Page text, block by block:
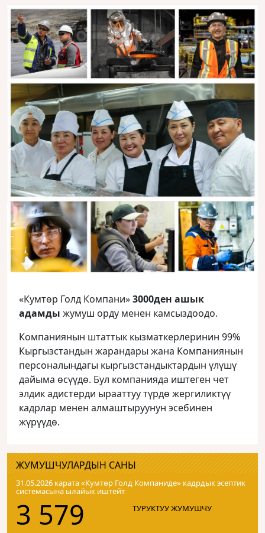
«Кумтөр Голд Компани»3000ден ашык
адамды жумуш орду менен камсыздоодо.
Компаниянын штаттык кызматкерлеринин 99%
Кыргызстандын жарандары жана Компаниянын
персоналындагы кыргызстандыктардын үлүшү
дайыма өсүүдө. Бул компанияда иштеген чет
элдик адистерди ырааттуу түрдө жергиликтүү
кадрлар менен алмаштыруунун эсебинен
жүрүүдө.
ЖУМУШЧУЛАРДЫН САНЫ
31.05.2026 карата «Кумтɵр Голд Компаниде» кадрдык эсептик
системасына ылайык иштейт
3 579 ТУРУКТУУ ЖУМУШЧУ